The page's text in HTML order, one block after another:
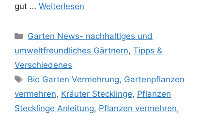
gut … Weiterlesen
Kategorien
Garten News- nachhaltiges und
umweltfreundliches Gärtnern, Tipps &
Verschiedenes
Schlagwörter
Bio Garten Vermehrung, Gartenpflanzen
vermehren, Kräuter Stecklinge, Pflanzen
Stecklinge Anleitung, Pflanzen vermehren,